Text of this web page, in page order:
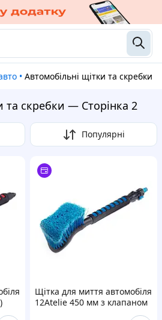
• Автомобільні щітки та скребки
та скребки — Сторінка 2
Популярні
Щітка для миття автомобіля
12Atelie 450 мм з клапаном